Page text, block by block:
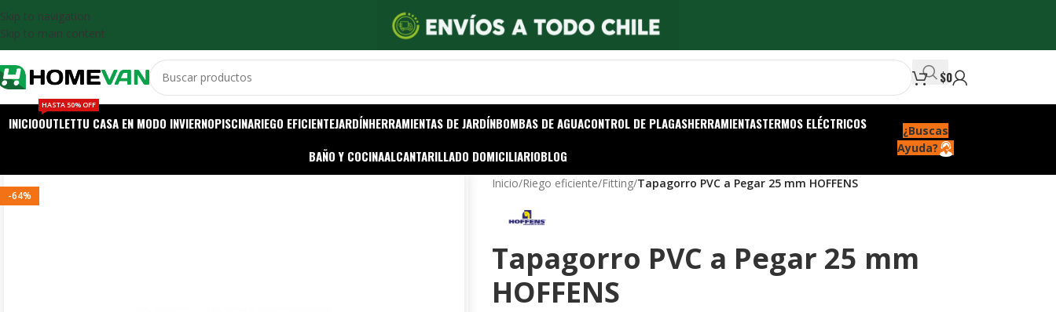
Skip to navigation
Skip to main content
$0
INICIOOUTLET
HASTA 50% OFF
TU CASA EN MODO INVIERNOPISCINARIEGO EFICIENTEJARDÍNHERRAMIENTAS DE JARDÍNBOMBAS DE AGUACONTROL DE PLAGASHERRAMIENTASTERMOS ELÉCTRICOS
BAÑO Y COCINAALCANTARILLADO DOMICILIARIOBLOG
¿Buscas
Ayuda?
-64%
Inicio/Riego eficiente/Fitting/Tapagorro PVC a Pegar 25 mm HOFFENS
Tapagorro PVC a Pegar 25 mm
HOFFENS